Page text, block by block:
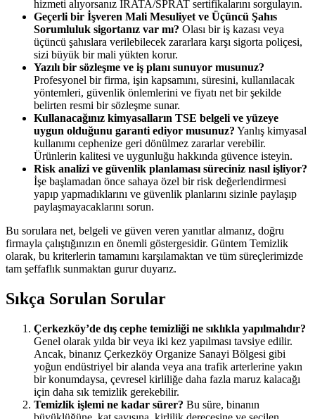
hizmeti alıyorsanız IRATA/SPRAT sertifikalarını sorgulayın.
Geçerli bir İşveren Mali Mesuliyet ve Üçüncü Şahıs
Sorumluluk sigortanız var mı? Olası bir iş kazası veya
üçüncü şahıslara verilebilecek zararlara karşı sigorta poliçesi,
sizi büyük bir mali yükten korur.
Yazılı bir sözleşme ve iş planı sunuyor musunuz?
Profesyonel bir firma, işin kapsamını, süresini, kullanılacak
yöntemleri, güvenlik önlemlerini ve fiyatı net bir şekilde
belirten resmi bir sözleşme sunar.
Kullanacağınız kimyasalların TSE belgeli ve yüzeye
uygun olduğunu garanti ediyor musunuz? Yanlış kimyasal
kullanımı cephenize geri dönülmez zararlar verebilir.
Ürünlerin kalitesi ve uygunluğu hakkında güvence isteyin.
Risk analizi ve güvenlik planlaması süreciniz nasıl işliyor?
İşe başlamadan önce sahaya özel bir risk değerlendirmesi
yapıp yapmadıklarını ve güvenlik planlarını sizinle paylaşıp
paylaşmayacaklarını sorun.
Bu sorulara net, belgeli ve güven veren yanıtlar almanız, doğru
firmayla çalıştığınızın en önemli göstergesidir. Güntem Temizlik
olarak, bu kriterlerin tamamını karşılamaktan ve tüm süreçlerimizde
tam şeffaflık sunmaktan gurur duyarız.
Sıkça Sorulan Sorular
Çerkezköy’de dış cephe temizliği ne sıklıkla yapılmalıdır?
Genel olarak yılda bir veya iki kez yapılması tavsiye edilir.
Ancak, binanız Çerkezköy Organize Sanayi Bölgesi gibi
yoğun endüstriyel bir alanda veya ana trafik arterlerine yakın
bir konumdaysa, çevresel kirliliğe daha fazla maruz kalacağı
için daha sık temizlik gerekebilir.
Temizlik işlemi ne kadar sürer? Bu süre, binanın